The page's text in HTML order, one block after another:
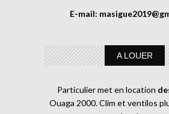
E-mail:
A LOUER
Particulier met en location
Ouaga 2000. Clim et ventilos